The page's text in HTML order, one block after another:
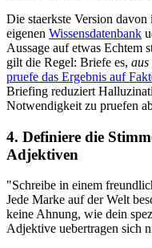
Die staerkste Version
eigenen Wissensdatenbank
Aussage auf etwas Echtem
gilt die Regel: Briefe es, aus
pruefe das Ergebnis auf
Briefing reduziert
Notwendigkeit zu pruefen
4. Definiere die
Adjektiven
"Schreibe in einem
Jede Marke auf der Welt
keine Ahnung, wie dein
Adjektive uebertragen sich